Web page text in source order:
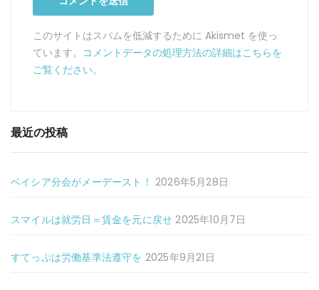
このサイトはスパムを低減するために Akismet を使っ
ています。 コメントデータの処理方法の詳細はこちらを
ご覧ください。
最近の投稿
ベイシア分会がメーデースト！ 2026年5月28日
スマイルは就労日＝賃金を元に戻せ 2025年10月7日
すてっぷは労働基準法遵守を 2025年9月21日